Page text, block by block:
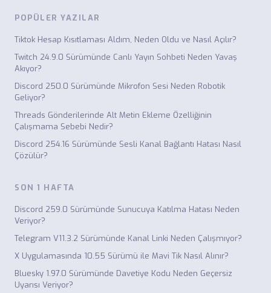
POPÜLER YAZILAR
Tiktok Hesap Kısıtlaması Aldım, Neden Oldu ve Nasıl Açılır?
Twitch 24.9.0 Sürümünde Canlı Yayın Sohbeti Neden Yavaş
Akıyor?
Discord 250.0 Sürümünde Mikrofon Sesi Neden Robotik
Geliyor?
Threads Gönderilerinde Alt Metin Ekleme Özelliğinin
Çalışmama Sebebi Nedir?
Discord 254.16 Sürümünde Sesli Kanal Bağlantı Hatası Nasıl
Çözülür?
SON 1 HAFTA
Discord 259.0 Sürümünde Sunucuya Katılma Hatası Neden
Veriyor?
Telegram V11.3.2 Sürümünde Kanal Linki Neden Çalışmıyor?
X Uygulamasında 10.55 Sürümü ile Mavi Tik Nasıl Alınır?
Bluesky 1.97.0 Sürümünde Davetiye Kodu Neden Geçersiz
Uyarısı Veriyor?